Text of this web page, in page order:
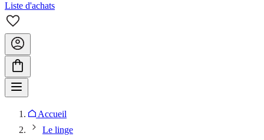
Liste d'achats
Accueil
Le linge